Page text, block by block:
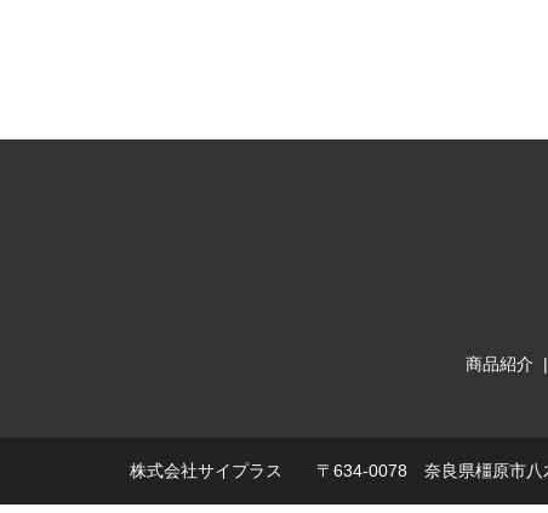
商品紹介
株式会社サイプラス 〒634-0078 奈良県橿原市